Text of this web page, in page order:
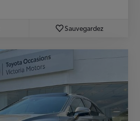
Sauvegardez